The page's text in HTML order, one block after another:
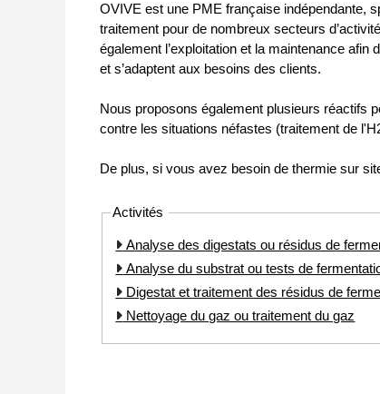
OVIVE est une PME française indépendante,
traitement pour de nombreux secteurs
également l’exploitation et la maintenance
et s’adaptent aux besoins des clients.
Nous proposons également plusieurs réactifs
contre les situations néfastes (traitement de
De plus, si vous avez besoin de thermie sur
Activités
Analyse des digestats ou résidus de
Analyse du substrat ou tests de
Digestat et traitement des résidus de
Nettoyage du gaz ou traitement du gaz